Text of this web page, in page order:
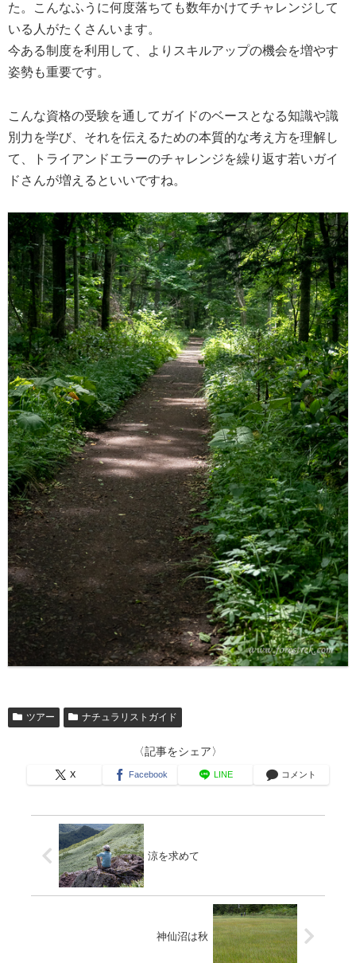
た。こんなふうに何度落ちても数年かけてチャレンジして
いる人がたくさんいます。
今ある制度を利用して、よりスキルアップの機会を増やす
姿勢も重要です。
こんな資格の受験を通してガイドのベースとなる知識や識
別力を学び、それを伝えるための本質的な考え方を理解し
て、トライアンドエラーのチャレンジを繰り返す若いガイ
ドさんが増えるといいですね。
ツアー ナチュラリストガイド
〈記事をシェア〉
X Facebook LINE コメント
涼を求めて
神仙沼は秋